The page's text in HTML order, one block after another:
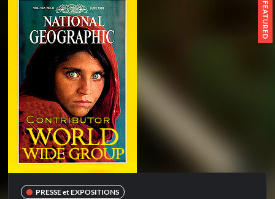
FEATURED
PRESSE et EXPOSITIONS